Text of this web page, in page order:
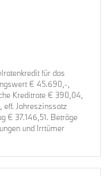
für das
€ 45.690,-,
Kreditrate € 390,04,
Jahreszinssatz
€ 37.146,51. Beträge
und Irrtümer